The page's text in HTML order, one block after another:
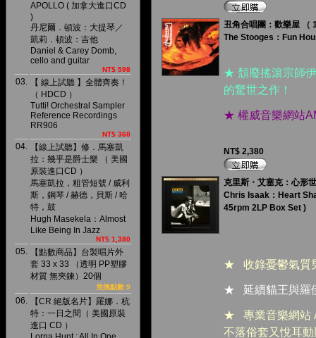
APOLLO ( 加拿大進口CD
)
丹尼爾．頓波：大提琴／
凱莉．頓波：吉他
Daniel & Carey Domb,
cello and guitar
NT$ 598
03.
【 線上試聽 】全體齊奏！
（ HDCD ）
Tutti! Orchestral Sampler
Reference Recordings
RR906
NT$ 360
04.
【線上試聽】修．馬塞凱
拉：幾乎是爵士樂 （ 美國
原裝進口CD ）
馬塞凱拉，粗管短號 / 威利
斯，鋼琴 / 赫德，貝斯 / 哈
特，鼓
Hugh Masekela：Almost
Like Being In Jazz
NT$ 1,380
05.
【點數商品】台製唱片外
套 33 x 33 （透明 PP塑膠
材質 無夾鍊）20個
兌換點數:9
06.
【CR 絕版名片】羅娜．杭
特：一日之間（ 美國原裝
進口 CD ）
丑角合唱團：歡樂屋 （
The Stooges：Fun
★ 頹廢搖滾宗師
的驚世之作！
★ 權威音樂網站
NT$ 2,380
克里斯・艾塞克：心形
Chris Isaak：Heart
45rpm 2LP Box Set )
★ 收錄憂鬱氣質
★ 延續貓王與羅
★ 專業音樂網站
不落俗套又悅耳